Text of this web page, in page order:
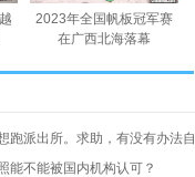
2023年全国帆板冠军赛
在广西北海落幕
跑派出所。求助，有没有办法自
能不能被国内机构认可？